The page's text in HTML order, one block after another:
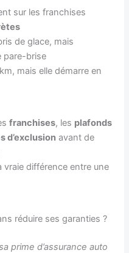
sur les franchises
de glace, mais
pare-brise
mais elle démarre en
franchises, les plafonds
d’exclusion avant de
vraie différence entre une
réduire ses garanties ?
prime d’assurance auto